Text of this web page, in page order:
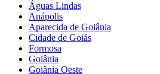
Águas Lindas
Anápolis
Aparecida de Goiânia
Cidade de Goiás
Formosa
Goiânia
Goiânia Oeste